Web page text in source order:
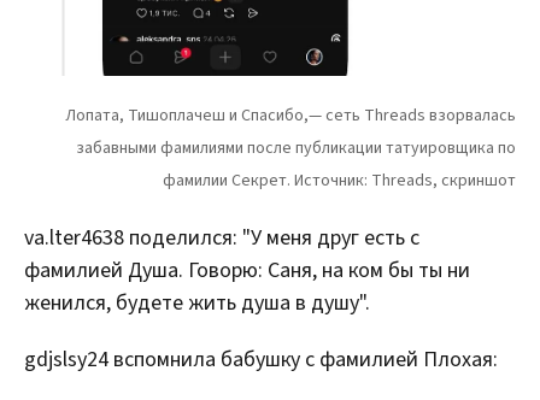
va.lter4638 поделился: "У меня друг есть с
фамилией Душа. Говорю: Саня, на ком бы ты ни
женился, будете жить душа в душу".
gdjslsy24 вспомнила бабушку с фамилией Плохая: